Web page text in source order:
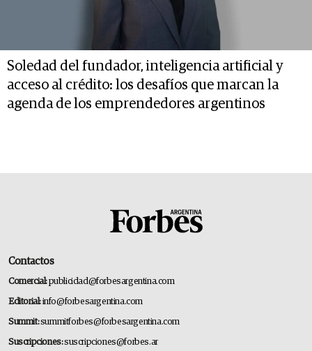
Soledad del fundador, inteligencia artificial y
acceso al crédito: los desafíos que marcan la
agenda de los emprendedores argentinos
Contactos
Comercial:publicidad@forbesargentina.com
Editorial:info@forbesargentina.com
Summit:summitforbes@forbesargentina.com
Suscripciones:suscripciones@forbes.ar